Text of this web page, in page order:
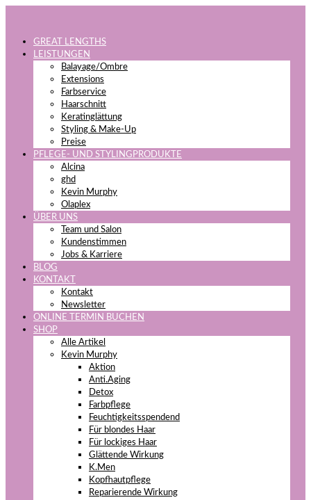
GREAT LENGTHS
LEISTUNGEN
Balayage/Ombre
Extensions
Farbservice
Haarschnitt
Keratinglättung
Styling & Make-Up
Preise
PFLEGE- UND STYLINGPRODUKTE
Alcina
ghd
Kevin Murphy
Olaplex
ÜBER UNS
Team und Salon
Kundenstimmen
Jobs & Karriere
BLOG
KONTAKT
Kontakt
Newsletter
ONLINE TERMIN BUCHEN
SHOP
Alle Artikel
Kevin Murphy
Aktion
Anti.Aging
Detox
Farbpflege
Feuchtigkeitsspendend
Für blondes Haar
Für lockiges Haar
Glättende Wirkung
K.Men
Kopfhautpflege
Reparierende Wirkung